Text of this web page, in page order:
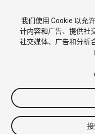
我们使用 Cookie 以允
计内容和广告、提供社
社交媒体、广告和分析